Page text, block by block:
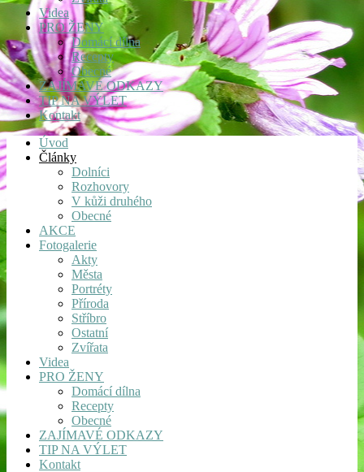
Videa
PRO ŽENY
Domácí dílna
Recepty
Obecné
ZAJÍMAVÉ ODKAZY
TIP NA VÝLET
Kontakt
Úvod
Články
Dolníci
Rozhovory
V kůži druhého
Obecné
AKCE
Fotogalerie
Akty
Města
Portréty
Příroda
Stříbro
Ostatní
Zvířata
Videa
PRO ŽENY
Domácí dílna
Recepty
Obecné
ZAJÍMAVÉ ODKAZY
TIP NA VÝLET
Kontakt